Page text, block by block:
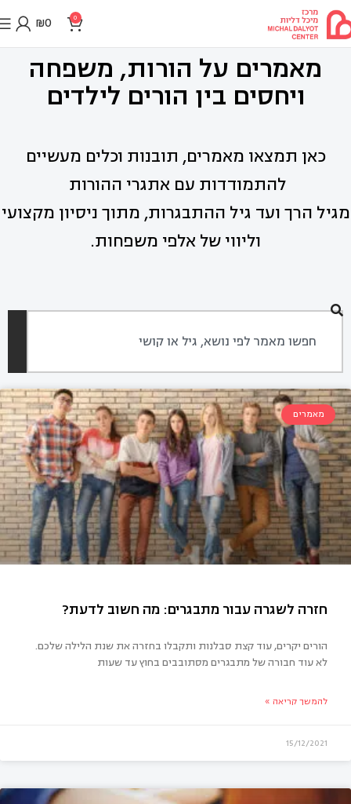
0
₪0
מאמרים על הורות, משפחה
ויחסים בין הורים לילדים
כאן תמצאו מאמרים, תובנות וכלים מעשיים
להתמודדות עם אתגרי ההורות
מגיל הרך ועד גיל ההתבגרות, מתוך ניסיון מקצועי
וליווי של אלפי משפחות.
מאמרים
הורים יקרים, עוד קצת סבלנות ותקבלו בחזרה את שנת הלילה שלכם.
לא עוד חבורה של מתבגרים מסתובבים בחוץ עד שעות
להמשך קריאה »
15/12/2021